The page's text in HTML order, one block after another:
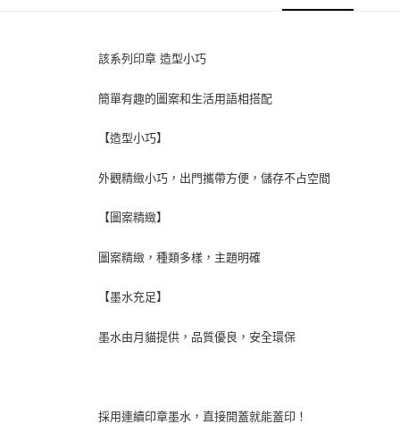
該系列印章 造型小巧
簡單有趣的圖案和生活用語相搭配
【造型小巧】
外觀精緻小巧，出門攜帶方便，儲存不占空間
【圖案精緻】
圖案精緻，種類多樣，主題明確
【墨水充足】
墨水由月貓提供，品質優良，安全環保
採用連續印章墨水，直接開蓋就能蓋印！